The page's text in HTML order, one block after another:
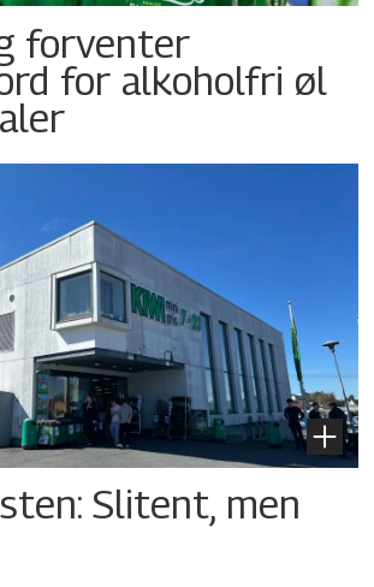
forventer
for alkoholfri øl
Slitent, men